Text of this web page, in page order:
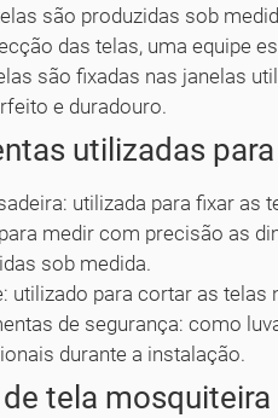
são produzidas sob
das telas, uma equipe
são fixadas nas janelas
e duradouro.
utilizadas
utilizada para fixar as
medir com precisão as
sob medida.
utilizado para cortar as
de segurança: como
durante a instalação.
tela mosquiteira